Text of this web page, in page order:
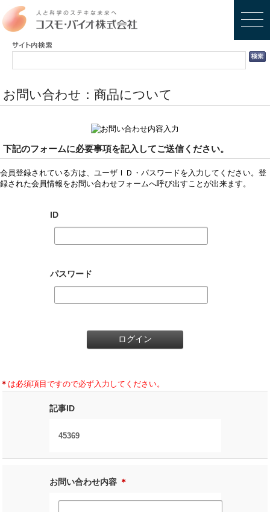
お問い合わせ：商品について
下記のフォームに必要事項を記入してご送信ください。
会員登録されている方は、ユーザＩＤ・パスワードを入力してください。登
録された会員情報をお問い合わせフォームへ呼び出すことが出来ます。
ID
パスワード
＊ は必須項目ですので必ず入力してください。
記事ID
45369
お問い合わせ内容 ＊